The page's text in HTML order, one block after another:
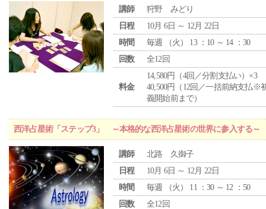
講師
狩野 みどり
日程
10月 6日 ～ 12月 22日
時間
毎週 （火 ） 13 ：10 ～ 14 ：30
回数
全12回
料金
14,580円（4回／分割支払い）×3
40,500円（12回／一括前納支払※
義開始前まで）
西洋占星術「ステップ3」 ～本格的な西洋占星術の世界に参入する～
講師
北路 久御子
日程
10月 6日 ～ 12月 22日
時間
毎週 （火 ） 11 ：30 ～ 12 ：50
回数
全12回